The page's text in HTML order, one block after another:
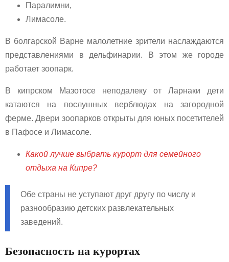
Паралимни,
Лимасоле.
В болгарской Варне малолетние зрители наслаждаются
представлениями в дельфинарии. В этом же городе
работает зоопарк.
В кипрском Мазотосе неподалеку от Ларнаки дети
катаются на послушных верблюдах на загородной
ферме. Двери зоопарков открыты для юных посетителей
в Пафосе и Лимасоле.
Какой лучше выбрать курорт для семейного
отдыха на Кипре?
Обе страны не уступают друг другу по числу и
разнообразию детских развлекательных
заведений.
Безопасность на курортах